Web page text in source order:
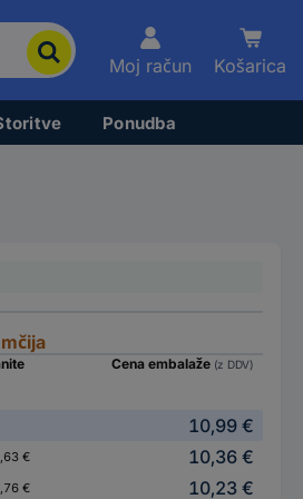
Moj račun Košarica
Ponudba
Cena embalaže (z DDV)
10,99 €
€
10,36 €
€ 10,23 €